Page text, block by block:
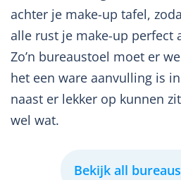
achter je make-up tafel,
alle rust je make-up perfect
Zo’n bureaustoel moet er
het een ware aanvulling is
naast er lekker op kunnen
wel wat.
Bekijk all